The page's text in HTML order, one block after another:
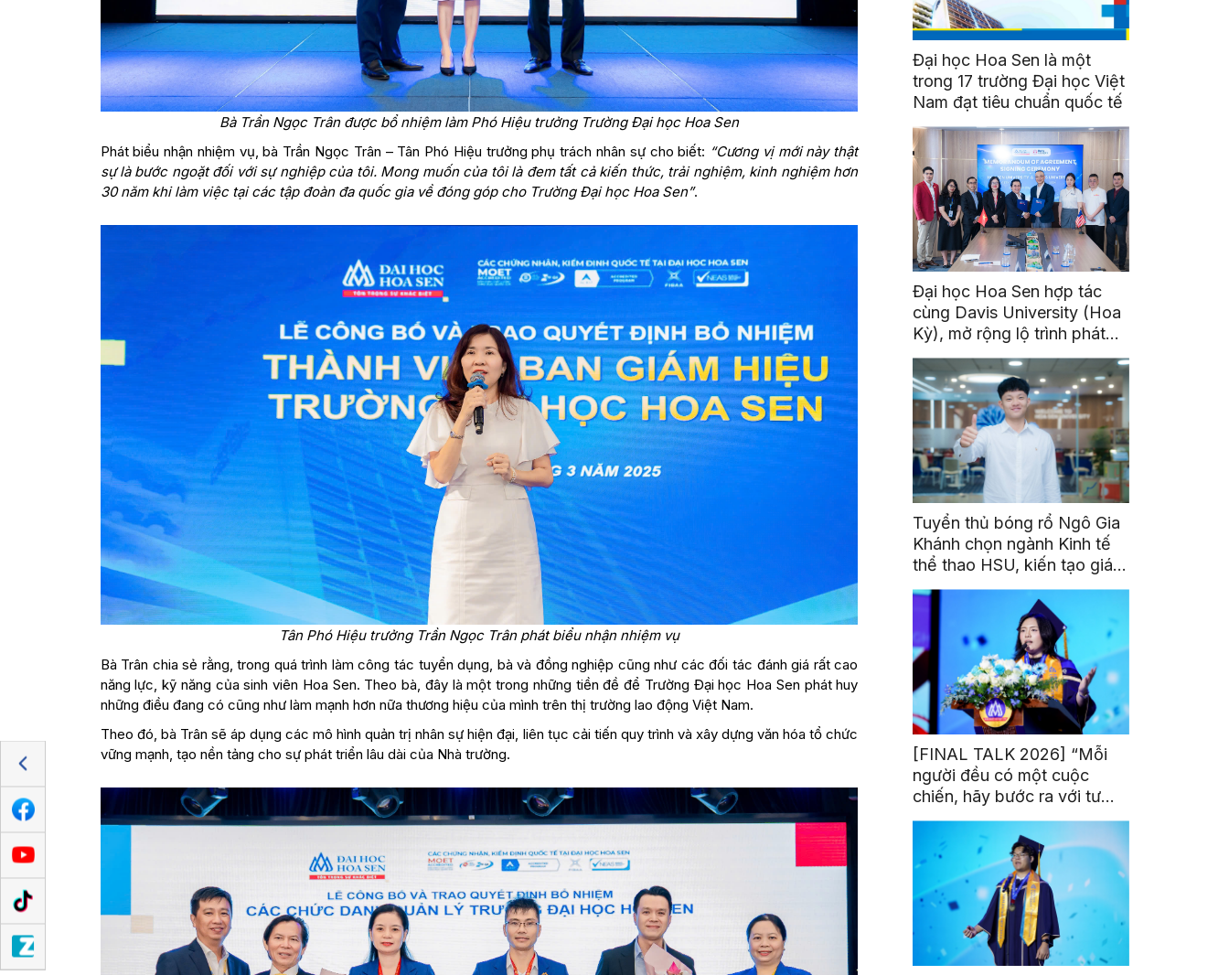
Bà Trần Ngọc Trân được bổ nhiệm làm Phó Hiệu trưởng Trường Đại học Hoa Sen
Phát biểu nhận nhiệm vụ, bà Trần Ngọc Trân – Tân Phó Hiệu trưởng phụ trách nhân sự cho biết: “Cương vị mới này thật
sự là bước ngoặt đối với sự nghiệp của tôi. Mong muốn của tôi là đem tất cả kiến thức, trải nghiệm, kinh nghiệm hơn
30 năm khi làm việc tại các tập đoàn đa quốc gia về đóng góp cho Trường Đại học Hoa Sen”.
Tân Phó Hiệu trưởng Trần Ngọc Trân phát biểu nhận nhiệm vụ
Bà Trân chia sẻ rằng, trong quá trình làm công tác tuyển dụng, bà và đồng nghiệp cũng như các đối tác đánh giá rất cao
năng lực, kỹ năng của sinh viên Hoa Sen. Theo bà, đây là một trong những tiền đề để Trường Đại học Hoa Sen phát huy
những điều đang có cũng như làm mạnh hơn nữa thương hiệu của mình trên thị trường lao động Việt Nam.
Theo đó, bà Trân sẽ áp dụng các mô hình quản trị nhân sự hiện đại, liên tục cải tiến quy trình và xây dựng văn hóa tổ chức
vững mạnh, tạo nền tảng cho sự phát triển lâu dài của Nhà trường.
Đại học Hoa Sen là một
trong 17 trường Đại học Việt
Nam đạt tiêu chuẩn quốc tế
Đại học Hoa Sen hợp tác
cùng Davis University (Hoa
Kỳ), mở rộng lộ trình phát
triển toàn cầu cho sinh viên
Tuyển thủ bóng rổ Ngô Gia
Khánh chọn ngành Kinh tế
thể thao HSU, kiến tạo giá
trị từ đam mê thể thao
[FINAL TALK 2026] “Mỗi
người đều có một cuộc
chiến, hãy bước ra với tư
thế của người chiến thắng”